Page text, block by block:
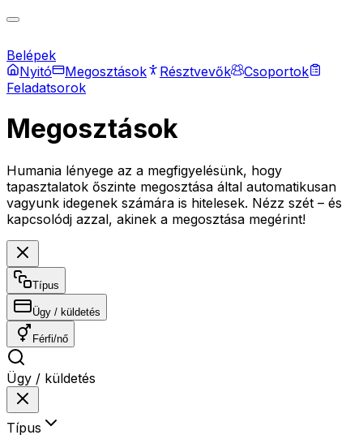
Belépek
Nyitó
Megosztások Résztvevők
Csoportok
Feladatsorok
Megosztások
Humania lényege az a megfigyelésünk, hogy
tapasztalatok őszinte megosztása által automatikusan
vagyunk idegenek számára is hitelesek. Nézz szét – és
kapcsolódj azzal, akinek a megosztása megérint!
Típus
Ügy / küldetés
Férfi/nő
Ügy / küldetés
Típus